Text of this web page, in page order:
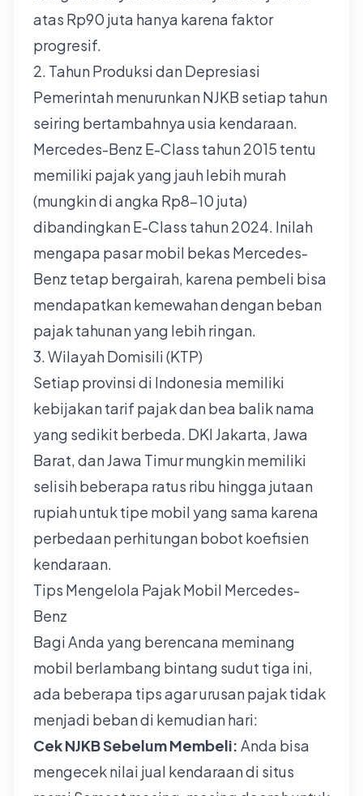
atas Rp90 juta hanya karena faktor
progresif.
2. Tahun Produksi dan Depresiasi
Pemerintah menurunkan NJKB setiap tahun
seiring bertambahnya usia kendaraan.
Mercedes-Benz E-Class tahun 2015 tentu
memiliki pajak yang jauh lebih murah
(mungkin di angka Rp8-10 juta)
dibandingkan E-Class tahun 2024. Inilah
mengapa pasar mobil bekas Mercedes-
Benz tetap bergairah, karena pembeli bisa
mendapatkan kemewahan dengan beban
pajak tahunan yang lebih ringan.
3. Wilayah Domisili (KTP)
Setiap provinsi di Indonesia memiliki
kebijakan tarif pajak dan bea balik nama
yang sedikit berbeda. DKI Jakarta, Jawa
Barat, dan Jawa Timur mungkin memiliki
selisih beberapa ratus ribu hingga jutaan
rupiah untuk tipe mobil yang sama karena
perbedaan perhitungan bobot koefisien
kendaraan.
Tips Mengelola Pajak Mobil Mercedes-
Benz
Bagi Anda yang berencana meminang
mobil berlambang bintang sudut tiga ini,
ada beberapa tips agar urusan pajak tidak
menjadi beban di kemudian hari:
Cek NJKB Sebelum Membeli: Anda bisa
mengecek nilai jual kendaraan di situs